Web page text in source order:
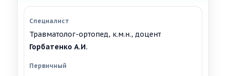
Травматолог-ортопед, к.м.н., доцент
Горбатенко А.И.